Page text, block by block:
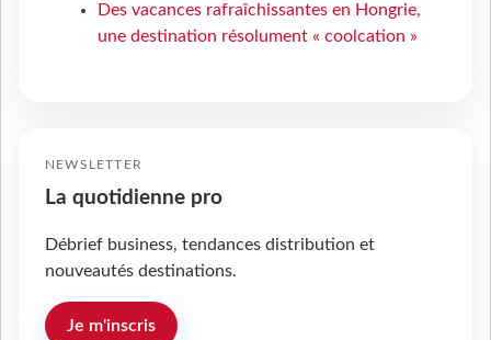
Des vacances rafraîchissantes en Hongrie,
une destination résolument « coolcation »
NEWSLETTER
La quotidienne pro
Débrief business, tendances distribution et
nouveautés destinations.
Je m'inscris